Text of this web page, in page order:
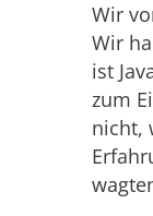
Wir
Wir
ist
zum
nicht,